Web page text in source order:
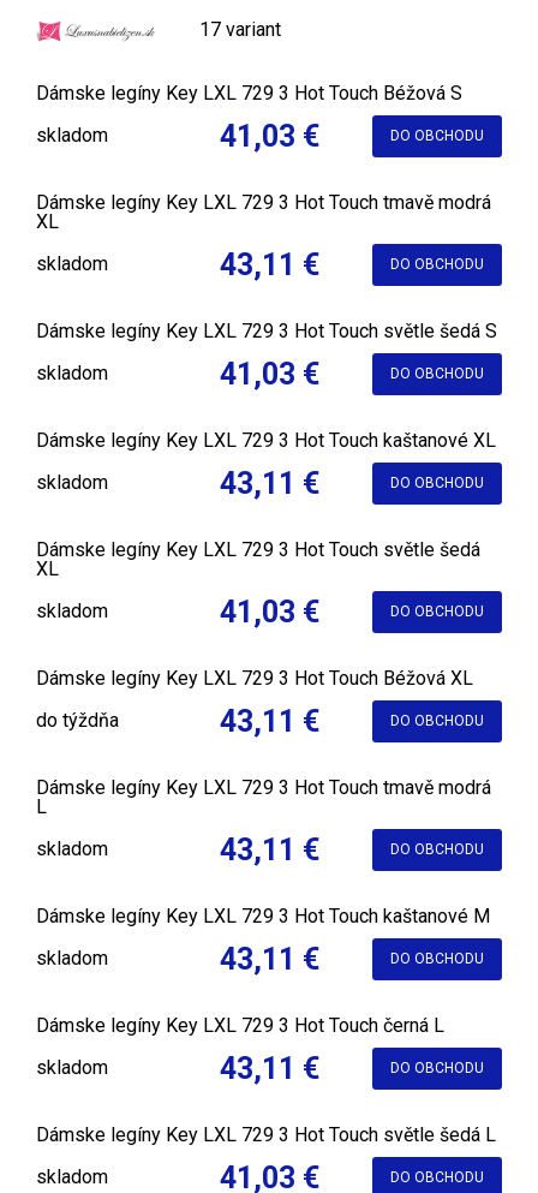
17 variant
Dámske legíny Key LXL 729 3 Hot Touch Béžová S
skladom
41,03 € DO OBCHODU
Dámske legíny Key LXL 729 3 Hot Touch tmavě modrá
XL
skladom
43,11 € DO OBCHODU
Dámske legíny Key LXL 729 3 Hot Touch světle šedá S
skladom
41,03 € DO OBCHODU
Dámske legíny Key LXL 729 3 Hot Touch kaštanové XL
skladom
43,11 € DO OBCHODU
Dámske legíny Key LXL 729 3 Hot Touch světle šedá
XL
skladom
41,03 € DO OBCHODU
Dámske legíny Key LXL 729 3 Hot Touch Béžová XL
do týždňa
43,11 € DO OBCHODU
Dámske legíny Key LXL 729 3 Hot Touch tmavě modrá
L
skladom
43,11 € DO OBCHODU
Dámske legíny Key LXL 729 3 Hot Touch kaštanové M
skladom
43,11 € DO OBCHODU
Dámske legíny Key LXL 729 3 Hot Touch černá L
skladom
43,11 € DO OBCHODU
Dámske legíny Key LXL 729 3 Hot Touch světle šedá L
skladom
41,03 € DO OBCHODU